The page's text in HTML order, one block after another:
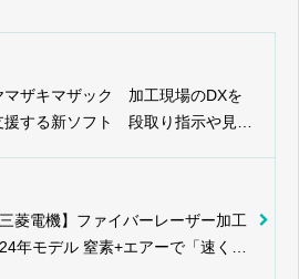
マザキマザック 加工現場のDXを
援する新ソフト 段取り指示や見積
三菱電機】ファイバーレーザー加工
年モデル 窒素+エアーで「速くて